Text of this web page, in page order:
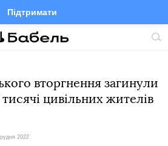
Підтримати
FacebookTelegramTwitter
вторгнення загинули
цивільних жителів
2022